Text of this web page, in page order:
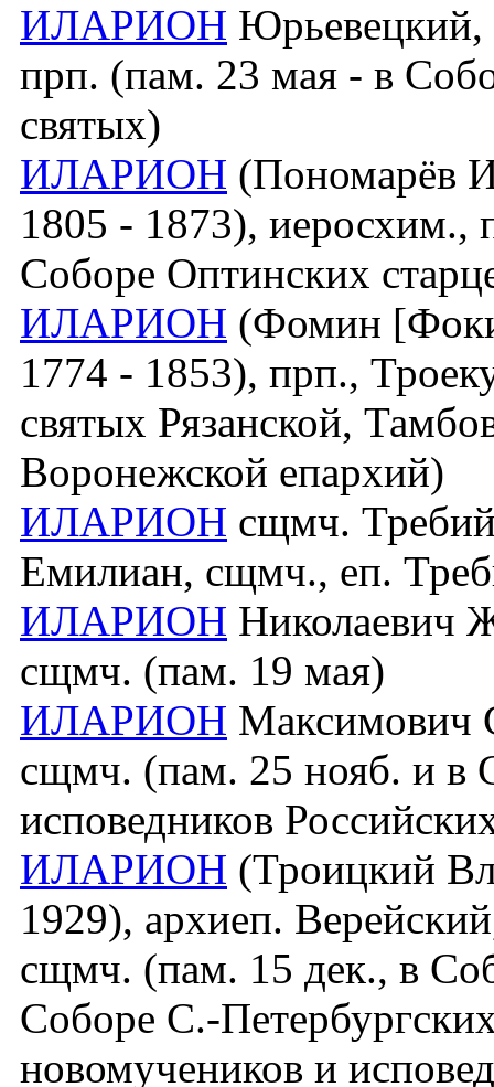
ИЛАРИОН Юрьевецкий,
прп. (пам. 23 мая - в
святых)
ИЛАРИОН (Пономарёв
1805 - 1873), иеросхим.,
Соборе Оптинских
ИЛАРИОН (Фомин
1774 - 1853), прп.,
святых Рязанской,
Воронежской епархий)
ИЛАРИОН сщмч.
Емилиан, сщмч., еп.
ИЛАРИОН Николаевич
сщмч. (пам. 19 мая)
ИЛАРИОН Максимович
сщмч. (пам. 25 нояб. и в
исповедников
ИЛАРИОН (Троицкий
1929), архиеп.
сщмч. (пам. 15 дек., в
Соборе С.-
новомучеников и